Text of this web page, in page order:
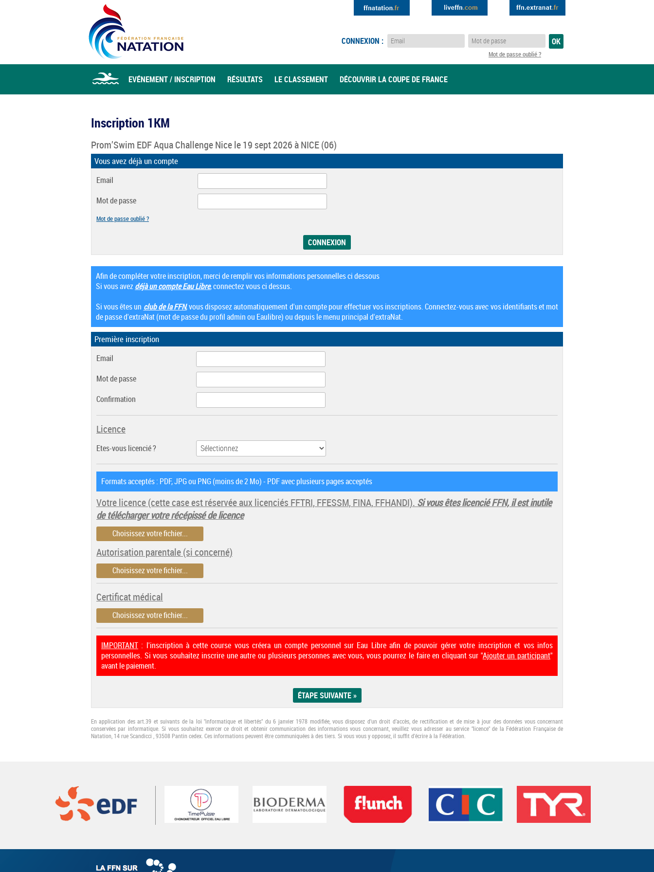
CONNEXION :
Mot de passe oublié ?
EVÉNEMENT / INSCRIPTION RÉSULTATS LE CLASSEMENT DÉCOUVRIR LA COUPE DE FRANCE
Inscription 1KM
Prom’Swim EDF Aqua Challenge Nicele 19 sept 2026 àNICE(06)
Vous avez déjà un compte
Email
Mot de passe
Mot de passe oublié ?
Afin de compléter votre inscription, merci de remplir vos informations personnelles ci dessous
Si vous avezdéjà un compte Eau Libre, connectez vous ci dessus.
Si vous êtes un club de la FFN, vous disposez automatiquement d'un compte pour effectuer vos inscriptions. Connectez-vous avec vos identifiants et mot
de passe d'extraNat (mot de passe du profil admin ou Eaulibre) ou depuis le menu principal d'extraNat.
Première inscription
Email
Mot de passe
Confirmation
Licence
Etes-vous licencié ?
Formats acceptés : PDF, JPG ou PNG (moins de 2 Mo) - PDF avec plusieurs pages acceptés
Votre licence(cette case est réservée aux licenciés FFTRI, FFESSM, FINA, FFHANDI). Si vous êtes licencié FFN, il est inutile
de télécharger votre récépissé de licence
Choisissez votre fichier...
Autorisation parentale (si concerné)
Choisissez votre fichier...
Certificat médical
Choisissez votre fichier...
IMPORTANT : l'inscription à cette course vous créera un compte personnel sur Eau Libre afin de pouvoir gérer votre inscription et vos infos
personnelles. Si vous souhaitez inscrire une autre ou plusieurs personnes avec vous, vous pourrez le faire en cliquant sur "Ajouter un participant"
avant le paiement.
En application des art.39 et suivants de la loi "informatique et libertés" du 6 janvier 1978 modifiée, vous disposez d’un droit d’accès, de rectification et de mise à jour des données vous concernant
conservées par informatique. Si vous souhaitez exercer ce droit et obtenir communication des informations vous concernant, veuillez vous adresser au service "licence" de la Fédération Française de
Natation, 14 rue Scandicci , 93508 Pantin cedex. Ces informations peuvent être communiquées à des tiers. Si vous vous y opposez, il suﬃt d’écrire à la Fédération.